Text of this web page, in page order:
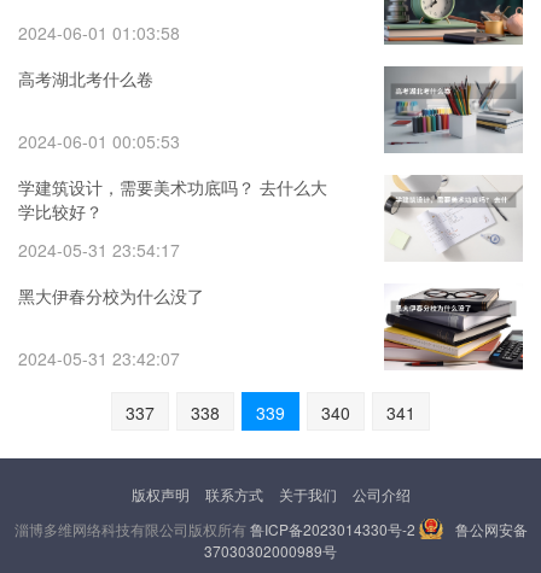
2024-06-01 01:03:58
高考湖北考什么卷
2024-06-01 00:05:53
学建筑设计，需要美术功底吗？ 去什么大
学比较好？
2024-05-31 23:54:17
黑大伊春分校为什么没了
2024-05-31 23:42:07
337 338 339 340 341
版权声明 联系方式 关于我们
公司介绍
淄博多维网络科技有限公司版权所有鲁ICP备2023014330号-2
鲁公网安备
37030302000989号